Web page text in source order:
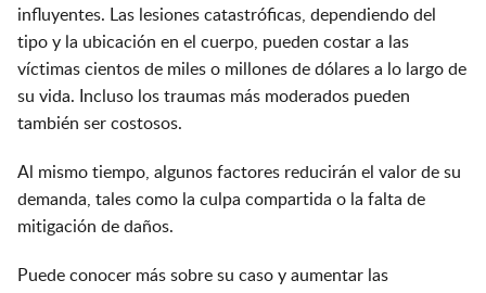
influyentes. Las lesiones catastróficas, dependiendo del
tipo y la ubicación en el cuerpo, pueden costar a las
víctimas cientos de miles o millones de dólares a lo largo de
su vida. Incluso los traumas más moderados pueden
también ser costosos.
Al mismo tiempo, algunos factores reducirán el valor de su
demanda, tales como la culpa compartida o la falta de
mitigación de daños.
Puede conocer más sobre su caso y aumentar las